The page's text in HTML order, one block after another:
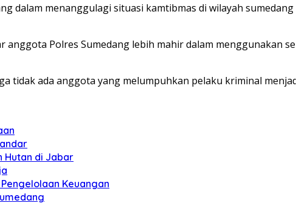
dalam menanggulagi situasi kamtibmas di wilayah
Polres Sumedang lebih mahir dalam menggunakan
tidak ada anggota yang melumpuhkan pelaku kriminal
Hutan di Jabar
Keuangan